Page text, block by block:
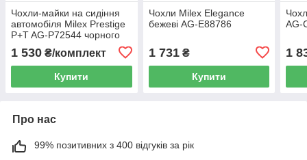
Чохли-майки на сидіння
автомобіля Milex Prestige
P+T AG-P72544 чорного
1 530 ₴/комплект
Купити
Чохли Milex Elegance
бежеві AG-E88786
1 731₴
Купити
AG-
1
Про нас
99% позитивних з 400 відгуків за рік